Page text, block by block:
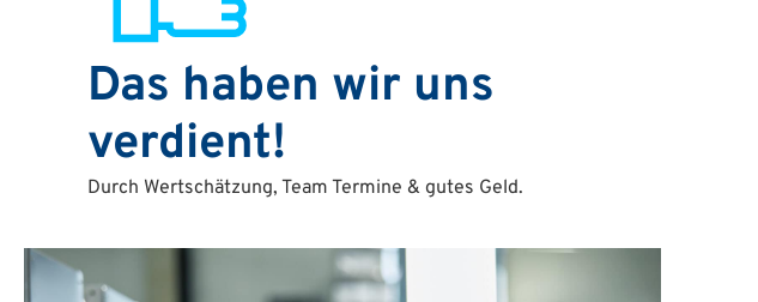
Das haben wir uns
verdient!
Durch Wertschätzung, Team Termine & gutes Geld.